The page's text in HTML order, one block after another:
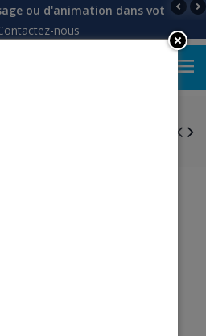
ou d'animation dans votre
nous